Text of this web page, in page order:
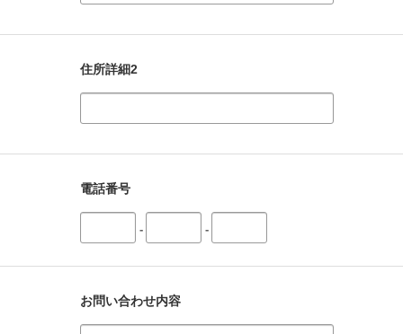
住所詳細2
電話番号
- -
お問い合わせ内容